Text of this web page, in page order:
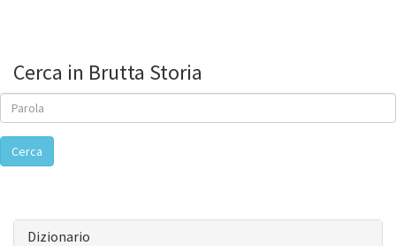
Cerca in Brutta Storia
Cerca
Dizionario